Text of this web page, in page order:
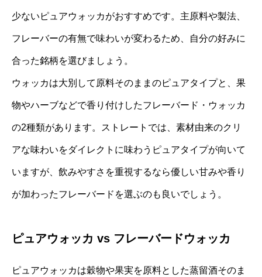
少ないピュアウォッカがおすすめです。主原料や製法、
フレーバーの有無で味わいが変わるため、自分の好みに
合った銘柄を選びましょう。
ウォッカは大別して原料そのままのピュアタイプと、果
物やハーブなどで香り付けしたフレーバード・ウォッカ
の2種類があります。ストレートでは、素材由来のクリ
アな味わいをダイレクトに味わうピュアタイプが向いて
いますが、飲みやすさを重視するなら優しい甘みや香り
が加わったフレーバードを選ぶのも良いでしょう。
ピュアウォッカ vs フレーバードウォッカ
ピュアウォッカは穀物や果実を原料とした蒸留酒そのま